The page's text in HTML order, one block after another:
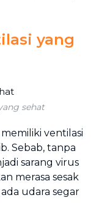
yang
sehat
ventilasi
Sebab, tanpa
sarang virus
merasa sesak
udara segar